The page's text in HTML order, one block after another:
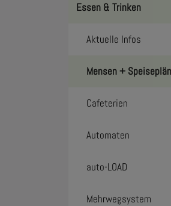
Essen & Trinken
Aktuelle Infos
Mensen +
Cafeterien
Automaten
auto-LOAD
Mehrwegsystem